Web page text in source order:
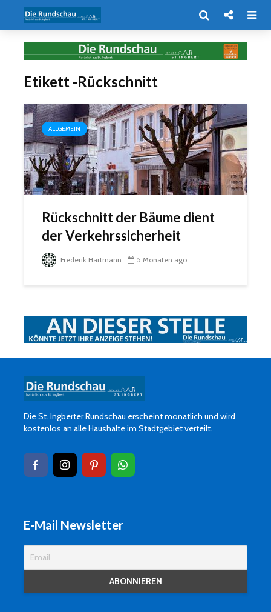
Etikett -Rückschnitt
ALLGEMEIN
Rückschnitt der Bäume dient
der Verkehrssicherheit
Frederik Hartmann 5 Monaten ago
Die St. Ingberter Rundschau erscheint monatlich und wird
kostenlos an alle Haushalte im Stadtgebiet verteilt.
E-Mail Newsletter